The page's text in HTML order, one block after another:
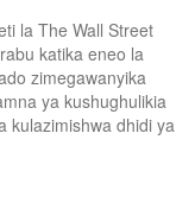
la The Wall Street
katika eneo la
zimegawanyika
ya kushughulikia
kulazimishwa dhidi ya